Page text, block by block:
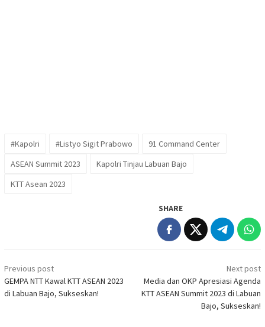
#Kapolri #Listyo Sigit Prabowo
91 Command Center
ASEAN Summit 2023
Kapolri Tinjau Labuan Bajo
KTT Asean 2023
SHARE
Post
navigation
Previous post
GEMPA NTT Kawal KTT ASEAN 2023
di Labuan Bajo, Sukseskan!
Next post
Media dan OKP Apresiasi Agenda
KTT ASEAN Summit 2023 di Labuan
Bajo, Sukseskan!